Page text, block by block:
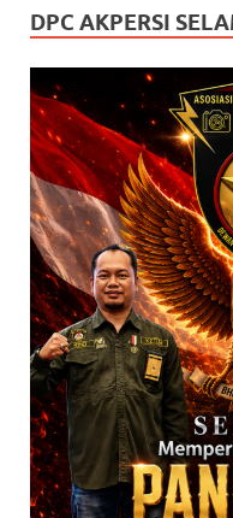
DPC AKPERSI